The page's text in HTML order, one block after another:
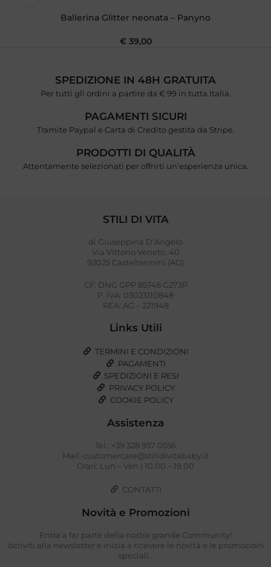
Ballerina Glitter neonata – Panyno
€39,00
SPEDIZIONE IN 48H GRATUITA
Per tutti gli ordini a partire da € 99 in tutta Italia.
PAGAMENTI SICURI
Tramite Paypal e Carta di Credito gestita da Stripe.
PRODOTTI DI QUALITÀ
Attentamente selezionati per offrirti un’esperienza unica.
STILI DI VITA
di Giuseppina D’Angelo
Via Vittorio Veneto, 40
92025 Casteltermini (AG)
CF: DNG GPP 85T48 G273P
P. IVA: 03023110848
REA: AG – 221948
Links Utili
TERMINI E CONDIZIONI
PAGAMENTI
SPEDIZIONI E RESI
PRIVACY POLICY
COOKIE POLICY
Assistenza
Tel.: +39 328 957 0556
Mail: customercare@stilidivitababy.it
Orari: Lun – Ven | 10.00 – 19.00
CONTATTI
Novità e Promozioni
Entra a far parte della nostra grande Community!
Iscriviti alla newsletter e inizia a ricevere le novità e le promozioni
speciali.